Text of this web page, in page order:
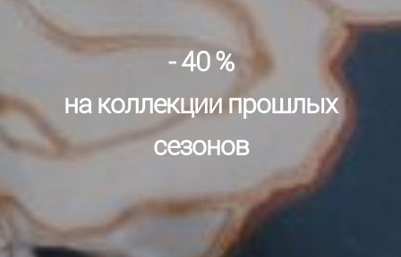
- 40 %
на коллекции прошлых
сезонов